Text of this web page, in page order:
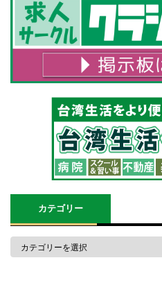
カテゴリー